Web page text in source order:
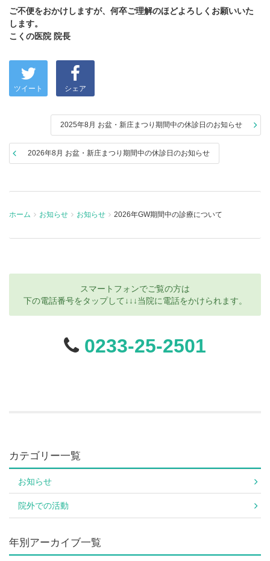
ご不便をおかけしますが、何卒ご理解のほどよろしくお願いいた
します。
こくの医院 院長
ツイート シェア
2025年8月 お盆・新庄まつり期間中の休診日のお知らせ
2026年8月 お盆・新庄まつり期間中の休診日のお知らせ
ホーム お知らせ お知らせ 2026年GW期間中の診療について
スマートフォンでご覧の方は
下の電話番号をタップして↓↓↓当院に電話をかけられます。
0233-25-2501
カテゴリー一覧
お知らせ
院外での活動
年別アーカイブ一覧